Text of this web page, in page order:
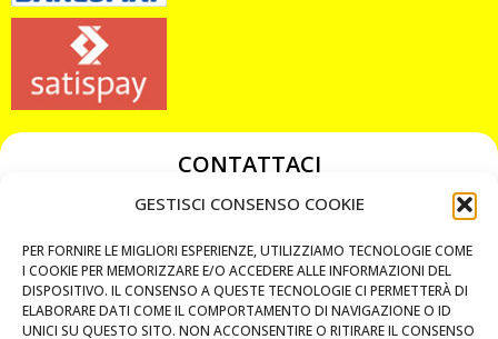
GESTISCI CONSENSO COOKIE
PER FORNIRE LE MIGLIORI ESPERIENZE, UTILIZZIAMO TECNOLOGIE COME
I COOKIE PER MEMORIZZARE E/O ACCEDERE ALLE INFORMAZIONI DEL
DISPOSITIVO. IL CONSENSO A QUESTE TECNOLOGIE CI PERMETTERÀ DI
ELABORARE DATI COME IL COMPORTAMENTO DI NAVIGAZIONE O ID
UNICI SU QUESTO SITO. NON ACCONSENTIRE O RITIRARE IL CONSENSO
CONTATTACI
349 3863811
chiavicodificate@gmail.com
Privacy Policy